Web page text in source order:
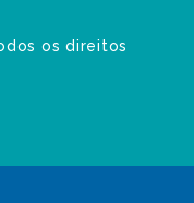
os direitos